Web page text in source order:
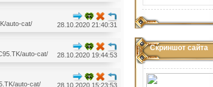
Скриншот сайта
auto-cat/
28.10.2020 21:40:31
auto-cat/
28.10.2020 19:44:53
auto-cat/
28.10.2020 15:23:53